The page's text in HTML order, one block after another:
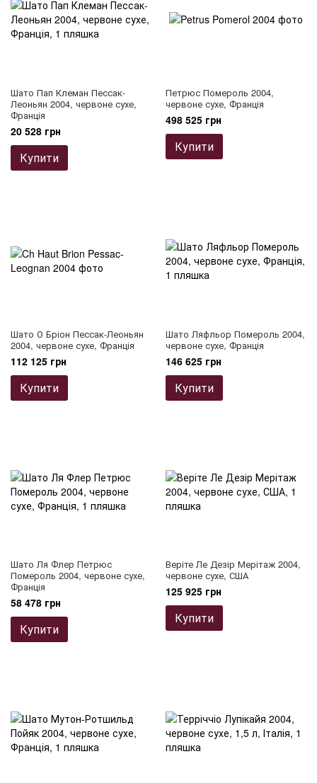
Шато Пап Клеман Пессак-
Леоньян 2004, червоне сухе,
Франція
20 528 грн
Купити
Петрюс Помероль 2004,
червоне сухе, Франція
498 525 грн
Купити
Шато О Бріон Пессак-Леоньян
2004, червоне сухе, Франція
112 125 грн
Купити
Шато Ляфльор Помероль 2004,
червоне сухе, Франція
146 625 грн
Купити
Шато Ля Флер Петрюс
Помероль 2004, червоне сухе,
Франція
58 478 грн
Купити
Веріте Ле Дезір Мерітаж 2004,
червоне сухе, США
125 925 грн
Купити